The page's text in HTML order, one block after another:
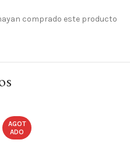
comprado este producto
AGOT
ADO